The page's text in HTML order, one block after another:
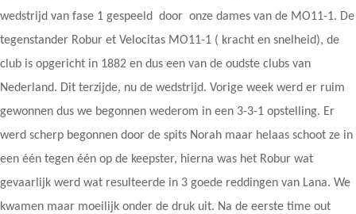
wedstrijd van fase 1 gespeeld door onze dames van de MO11-1. De
tegenstander Robur et Velocitas MO11-1 ( kracht en snelheid), de
club is opgericht in 1882 en dus een van de oudste clubs van
Nederland. Dit terzijde, nu de wedstrijd. Vorige week werd er ruim
gewonnen dus we begonnen wederom in een 3-3-1 opstelling. Er
werd scherp begonnen door de spits Norah maar helaas schoot ze in
een één tegen één op de keepster, hierna was het Robur wat
gevaarlijk werd wat resulteerde in 3 goede reddingen van Lana. We
kwamen maar moeilijk onder de druk uit. Na de eerste time out